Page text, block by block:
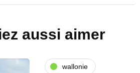
aussi aimer
wallonie